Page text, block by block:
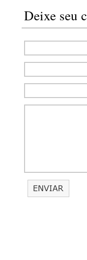
Deixe seu